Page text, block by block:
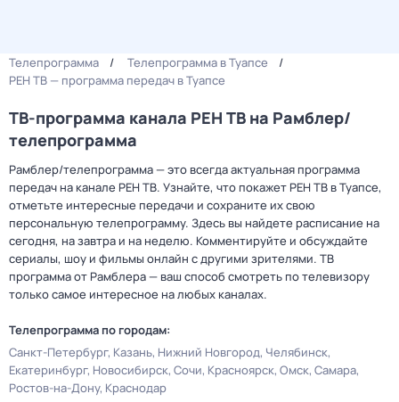
Телепрограмма
Телепрограмма в Туапсе
РЕН ТВ — программа передач в Туапсе
ТВ-программа канала РЕН ТВ на Рамблер/
телепрограмма
Рамблер/телепрограмма — это всегда актуальная программа
передач на канале РЕН ТВ. Узнайте, что покажет РЕН ТВ в Туапсе,
отметьте интересные передачи и сохраните их свою
персональную телепрограмму. Здесь вы найдете расписание на
сегодня, на завтра и на неделю. Комментируйте и обсуждайте
сериалы, шоу и фильмы онлайн с другими зрителями. ТВ
программа от Рамблера — ваш способ смотреть по телевизору
только самое интересное на любых каналах.
Телепрограмма по городам:
Санкт-Петербург Казань Нижний Новгород Челябинск
Екатеринбург Новосибирск Сочи Красноярск Омск Самара
Ростов-на-Дону Краснодар